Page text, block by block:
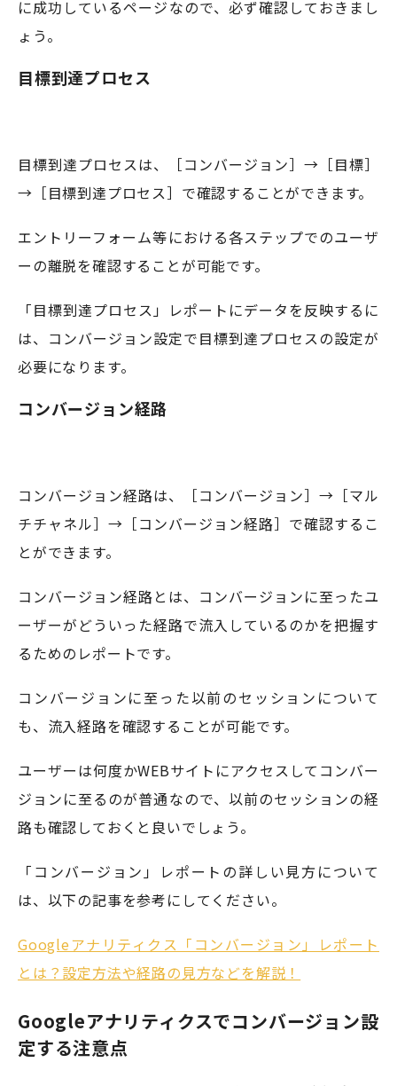
に成功しているページなので、必ず確認しておきまし
ょう。
目標到達プロセス
目標到達プロセスは、［コンバージョン］→［目標］
→［目標到達プロセス］で確認することができます。
エントリーフォーム等における各ステップでのユーザ
ーの離脱を確認することが可能です。
「目標到達プロセス」レポートにデータを反映するに
は、コンバージョン設定で目標到達プロセスの設定が
必要になります。
コンバージョン経路
コンバージョン経路は、［コンバージョン］→［マル
チチャネル］→［コンバージョン経路］で確認するこ
とができます。
コンバージョン経路とは、コンバージョンに至ったユ
ーザーがどういった経路で流入しているのかを把握す
るためのレポートです。
コンバージョンに至った以前のセッションについて
も、流入経路を確認することが可能です。
ユーザーは何度かWEBサイトにアクセスしてコンバー
ジョンに至るのが普通なので、以前のセッションの経
路も確認しておくと良いでしょう。
「コンバージョン」レポートの詳しい見方について
は、以下の記事を参考にしてください。
Googleアナリティクス「コンバージョン」レポート
とは？設定方法や経路の見方などを解説！
Googleアナリティクスでコンバージョン設
定する注意点